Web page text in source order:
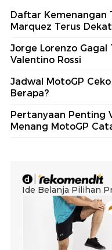
Daftar Kemenangan
Marquez Terus
Jorge Lorenzo Gagal
Valentino Rossi
Jadwal MotoGP
Berapa?
Pertanyaan Penting
Menang MotoGP